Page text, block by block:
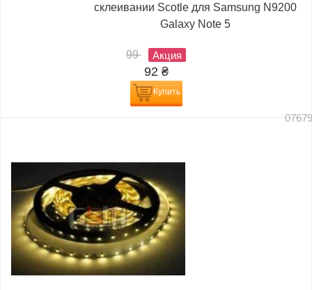
склеивании Scotle для Samsung N9200
Galaxy Note 5
99 Акция
92 ₴
Купить